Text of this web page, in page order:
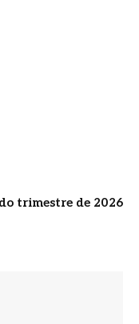
trimestre de 2026